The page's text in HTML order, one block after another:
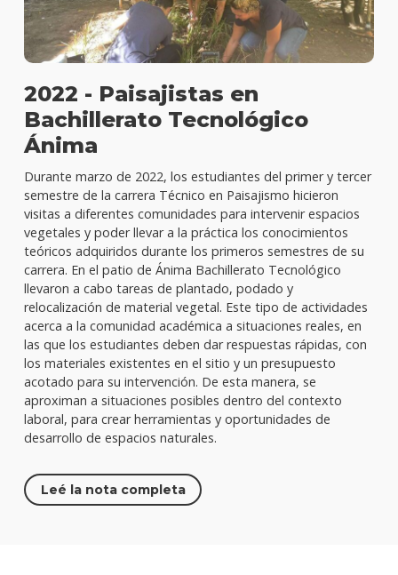
2022 - Paisajistas en
Bachillerato Tecnológico
Ánima
Durante marzo de 2022, los estudiantes del primer y tercer
semestre de la carrera Técnico en Paisajismo hicieron
visitas a diferentes comunidades para intervenir espacios
vegetales y poder llevar a la práctica los conocimientos
teóricos adquiridos durante los primeros semestres de su
carrera. En el patio de Ánima Bachillerato Tecnológico
llevaron a cabo tareas de plantado, podado y
relocalización de material vegetal. Este tipo de actividades
acerca a la comunidad académica a situaciones reales, en
las que los estudiantes deben dar respuestas rápidas, con
los materiales existentes en el sitio y un presupuesto
acotado para su intervención. De esta manera, se
aproximan a situaciones posibles dentro del contexto
laboral, para crear herramientas y oportunidades de
desarrollo de espacios naturales.
Leé la nota completa